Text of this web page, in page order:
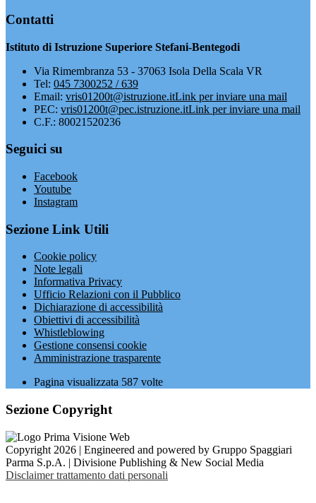
Contatti
Istituto di Istruzione Superiore Stefani-Bentegodi
Via Rimembranza 53 - 37063 Isola Della Scala VR
Tel: 045 7300252 / 639
Email: vris01200t@istruzione.itLink per inviare una mail
PEC: vris01200t@pec.istruzione.itLink per inviare una mail
C.F.: 80021520236
Seguici su
Facebook
Youtube
Instagram
Sezione Link Utili
Cookie policy
Note legali
Informativa Privacy
Ufficio Relazioni con il Pubblico
Dichiarazione di accessibilità
Obiettivi di accessibilità
Whistleblowing
Gestione consensi cookie
Amministrazione trasparente
Pagina visualizzata 587 volte
Sezione Copyright
Copyright 2026 | Engineered and powered by Gruppo Spaggiari
Parma S.p.A. | Divisione Publishing & New Social Media
Disclaimer trattamento dati personali